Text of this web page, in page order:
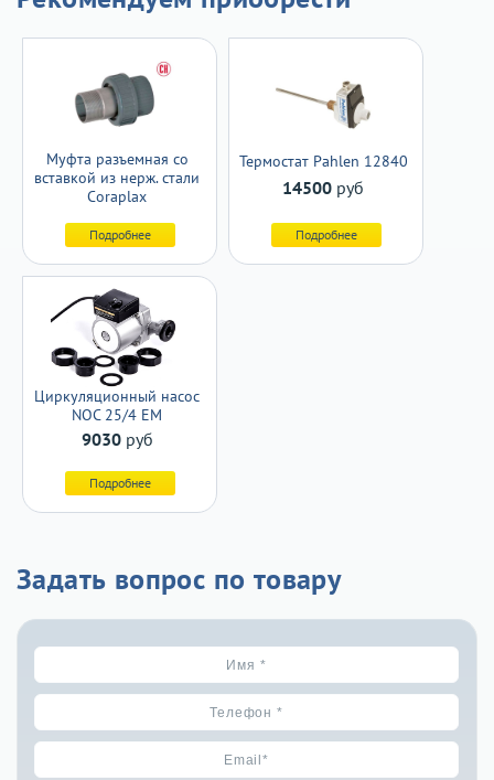
Муфта разъемная со
вставкой из нерж. стали
Coraplax
Подробнее
Термостат Pahlen 12840
14500 руб
Подробнее
Циркуляционный насос
NOC 25/4 ЕМ
9030руб
Подробнее
Задать вопрос по товару